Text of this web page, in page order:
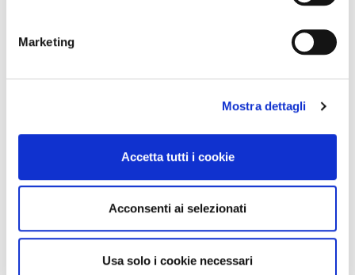
Marketing
Mostra dettagli
Accetta tutti i cookie
Acconsenti ai selezionati
Usa solo i cookie necessari
schultergurt mit
105,00 €
-60%
kettenschulterriemen light
42,00 €